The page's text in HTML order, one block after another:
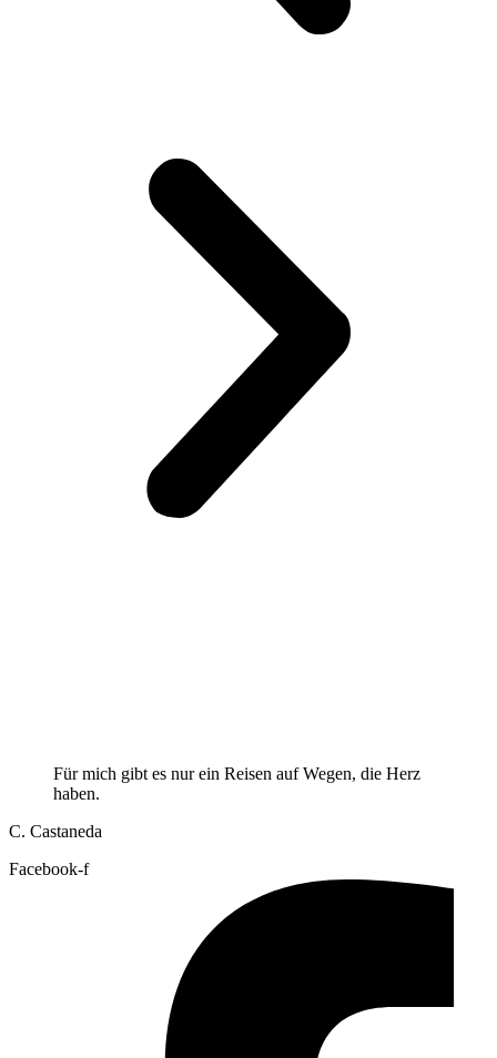
Für mich gibt es nur ein Reisen auf Wegen, die Herz
haben.
C. Castaneda
Facebook-f